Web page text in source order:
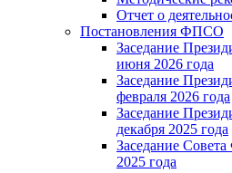
Отчет о
Постановления ФПСО
Заседание
июня 2026 года
Заседание
февраля 2026 года
Заседание
декабря 2025 года
Заседание
2025 года